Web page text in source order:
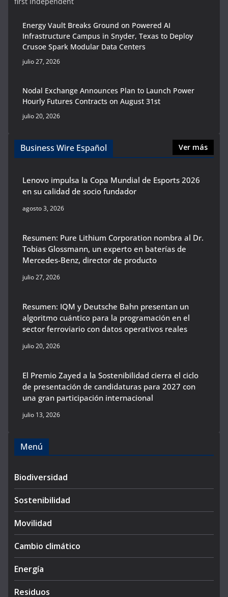
Energy Vault Breaks Ground on Powered AI
Infrastructure Campus in Snyder, Texas to Deploy
Crusoe Spark Modular Data Centers
julio 27, 2026
Nodal Exchange Announces Plan to Launch Power
Hourly Futures Contracts on August 31st
julio 20, 2026
Business Wire Español Ver más
Lenovo impulsa la Copa Mundial de Esports 2026
en su calidad de socio fundador
agosto 3, 2026
Resumen: Pure Lithium Corporation nombra al Dr.
Tobias Glossmann, un experto en baterías de
Mercedes-Benz, director de producto
julio 27, 2026
Resumen: IQM y Deutsche Bahn presentan un
algoritmo cuántico para la programación en el
sector ferroviario con datos operativos reales
julio 20, 2026
El Premio Zayed a la Sostenibilidad cierra el ciclo
de presentación de candidaturas para 2027 con
una gran participación internacional
julio 13, 2026
Menú
Biodiversidad
Sostenibilidad
Movilidad
Cambio climático
Energía
Residuos